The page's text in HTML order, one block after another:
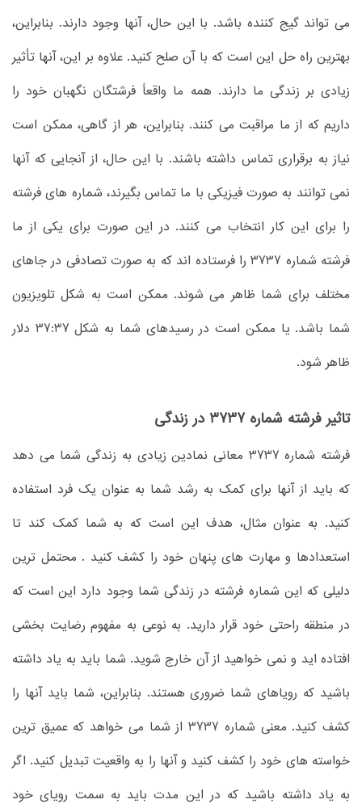
می تواند گیج کننده باشد. با این حال، آنها وجود دارند. بنابراین،
بهترین راه حل این است که با آن صلح کنید. علاوه بر این، آنها تأثیر
زیادی بر زندگی ما دارند. همه ما واقعاً فرشتگان نگهبان خود را
داریم که از ما مراقبت می کنند. بنابراین، هر از گاهی، ممکن است
نیاز به برقراری تماس داشته باشند. با این حال، از آنجایی که آنها
نمی توانند به صورت فیزیکی با ما تماس بگیرند، شماره های فرشته
را برای این کار انتخاب می کنند. در این صورت برای یکی از ما
فرشته شماره 3737 را فرستاده اند که به صورت تصادفی در جاهای
مختلف برای شما ظاهر می شوند. ممکن است به شکل تلویزیون
شما باشد. یا ممکن است در رسیدهای شما به شکل 37:37 دلار
ظاهر شود.
تاثیر فرشته شماره 3737 در زندگی
فرشته شماره 3737 معانی نمادین زیادی به زندگی شما می دهد
که باید از آنها برای کمک به رشد شما به عنوان یک فرد استفاده
کنید. به عنوان مثال، هدف این است که به شما کمک کند تا
استعدادها و مهارت های پنهان خود را کشف کنید . محتمل ترین
دلیلی که این شماره فرشته در زندگی شما وجود دارد این است که
در منطقه راحتی خود قرار دارید. به نوعی به مفهوم رضایت بخشی
افتاده اید و نمی خواهید از آن خارج شوید. شما باید به یاد داشته
باشید که رویاهای شما ضروری هستند. بنابراین، شما باید آنها را
کشف کنید. معنی شماره 3737 از شما می خواهد که عمیق ترین
خواسته های خود را کشف کنید و آنها را به واقعیت تبدیل کنید. اگر
به یاد داشته باشید که در این مدت باید به سمت رویای خود